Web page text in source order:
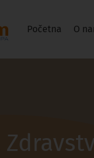
Početna O